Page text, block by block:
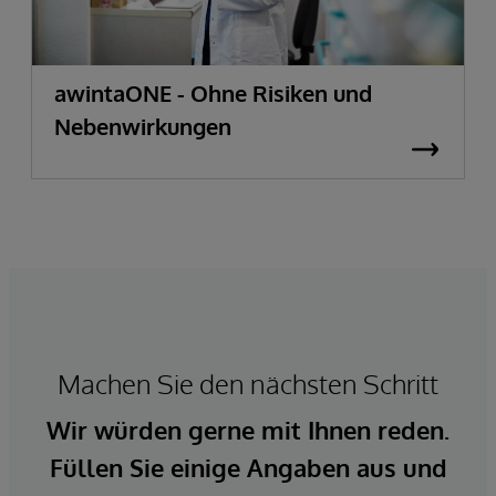
awintaONE - Ohne Risiken und
Nebenwirkungen
Machen Sie den nächsten Schritt
Wir würden gerne mit Ihnen reden.
Füllen Sie einige Angaben aus und